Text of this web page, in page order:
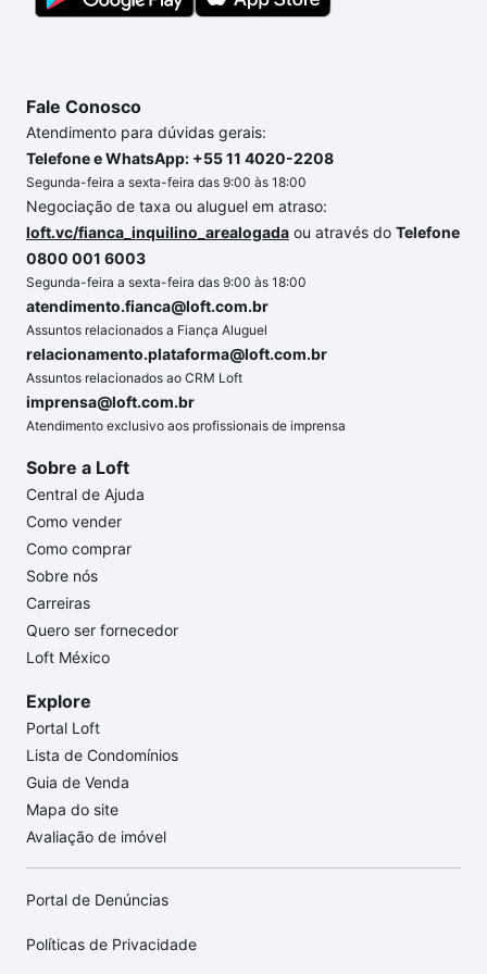
Fale Conosco
Atendimento para dúvidas gerais:
Telefone e WhatsApp: +55 11 4020-2208
Segunda-feira a sexta-feira das 9:00 às 18:00
Negociação de taxa ou aluguel em atraso:
loft.vc/fianca_inquilino_arealogada ou através do Telefone
0800 001 6003
Segunda-feira a sexta-feira das 9:00 às 18:00
atendimento.fianca@loft.com.br
Assuntos relacionados a Fiança Aluguel
relacionamento.plataforma@loft.com.br
Assuntos relacionados ao CRM Loft
imprensa@loft.com.br
Atendimento exclusivo aos profissionais de imprensa
Sobre a Loft
Central de Ajuda
Como vender
Como comprar
Sobre nós
Carreiras
Quero ser fornecedor
Loft México
Explore
Portal Loft
Lista de Condomínios
Guia de Venda
Mapa do site
Avaliação de imóvel
Portal de Denúncias
Políticas de Privacidade